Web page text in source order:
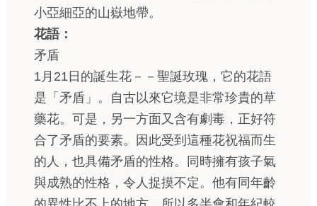
小亞細亞的山嶽地帶。
花語：
矛盾
1月21日的誕生花－－聖誕玫瑰，它的花語
是「矛盾」。自古以來它境是非常珍貴的草
藥花。可是，另一方面又含有劇毒，正好符
合了矛盾的要素。因此受到這種花祝福而生
的人，也具備矛盾的性格。同時擁有孩子氣
與成熟的性格，令人捉摸不定。他有同年齡